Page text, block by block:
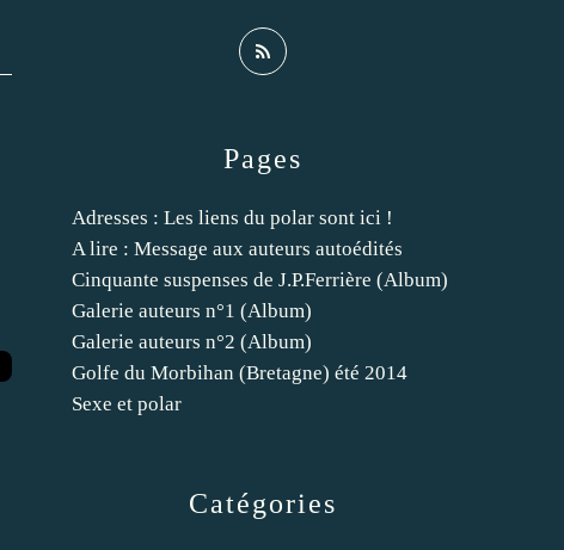
Catégories
Pages
Adresses : Les liens du polar sont ici !
A lire : Message aux auteurs autoédités
Cinquante suspenses de J.P.Ferrière (Album)
Galerie auteurs n°1 (Album)
Galerie auteurs n°2 (Album)
Golfe du Morbihan (Bretagne) été 2014
Sexe et polar